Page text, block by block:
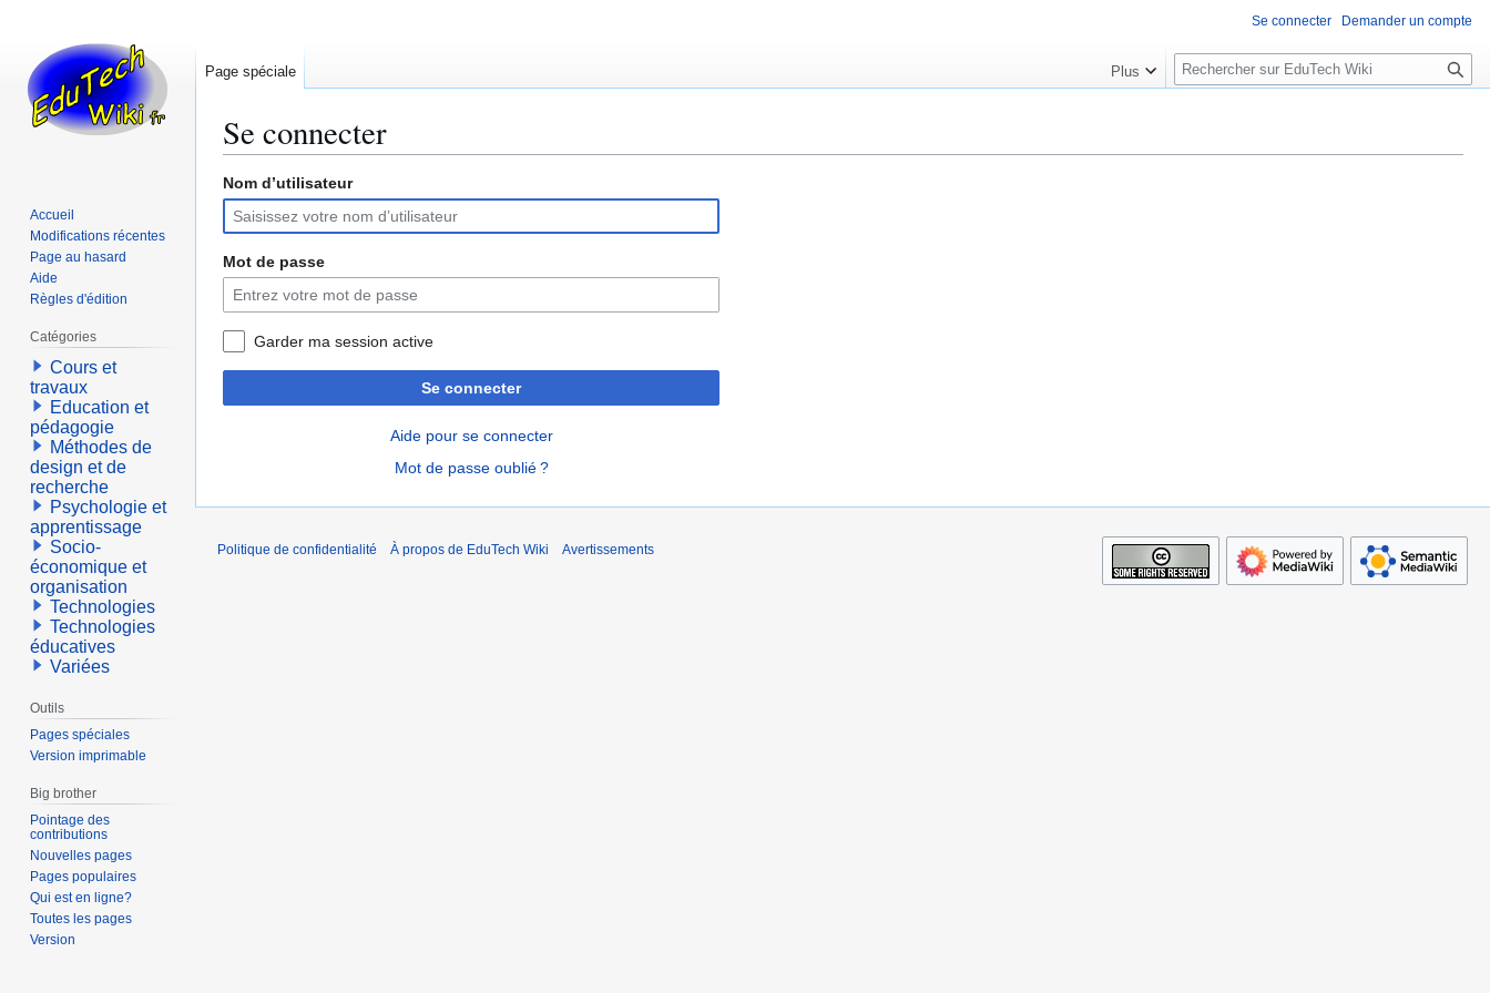
Se connecter
Aller
la
navigation
Aller
la
recherche
Nom d’utilisateur
Mot de passe
Garder ma session active
Se connecter
Aide pour se connecter
Mot de passe oublié ?
Se connecter Demander un compte
Page spéciale Plus
R
e
e
Accueil
Modifications récentes
Page au hasard
Aide
Règles d'édition
Catégories
Cours et
travaux
Education et
pédagogie
Méthodes de
design et de
recherche
Psychologie et
apprentissage
Socio-
économique et
organisation
Technologies
Technologies
éducatives
Variées
Outils
Pages spéciales
Version imprimable
Big brother
Pointage des
contributions
Nouvelles pages
Pages populaires
Qui est en ligne?
Toutes les pages
Version
Politique de confidentialité À propos de EduTech Wiki Avertissements